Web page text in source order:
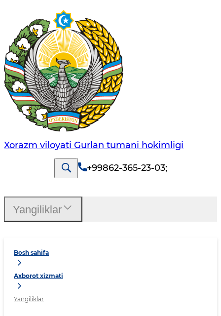
Xorazm viloyati Gurlan tumani hokimligi
+99862-365-23-03;
Bosh sahifa
Axborot xizmati
Yangiliklar
Yangiliklar